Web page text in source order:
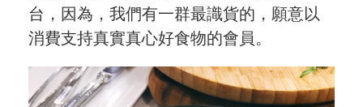
台，因為，我們有一群最識貨的，願意以
消費支持真實真心好食物的會員。